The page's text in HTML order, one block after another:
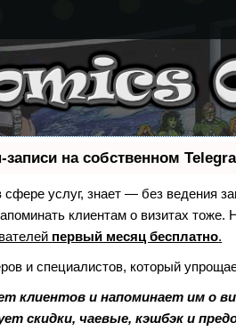
на собственном
сфере услуг, знает — без ведения
клиентам о визитах
первый месяц бесплатно.
и специалистов, который
клиентов и напоминает им о
скидки, чаевые, кэшбэк и